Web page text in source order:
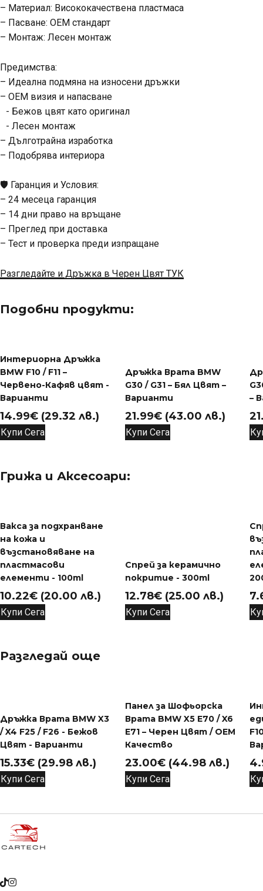
– Материал: Висококачествена пластмаса
– Пасване: OEM стандарт
– Монтаж: Лесен монтаж
Предимства:
– Идеална подмяна на износени дръжки
– OEM визия и напасване
- Бежов цвят като оригинал
- Лесен монтаж
– Дълготрайна изработка
– Подобрява интериора
🛡️ Гаранция и Условия:
– 24 месеца гаранция
– 14 дни право на връщане
– Преглед при доставка
– Тест и проверка преди изпращане
Разгледайте и Дръжка в Черен Цвят ТУК
Подобни продукти:
Интериорна Дръжка
BMW F10 / F11 –
Червено-Кафяв цвят -
Варианти
14.99€ (29.32 лв.)
Купи Сега
Дръжка Врата BMW
G30 / G31 – Бял Цвят –
Варианти
21.99€ (43.00 лв.)
Купи Сега
–
Грижа и Аксесоари:
Вакса за подхранване
на кожа и
възстановяване на
пластмасови
елементи - 100ml
10.22€ (20.00 лв.)
Купи Сега
Спрей за керамично
покритие - 300ml
12.78€ (25.00 лв.)
Купи Сега
Разгледай още
Дръжка Врата BMW X3
/ X4 F25 / F26 - Бежов
Цвят - Варианти
15.33€ (29.98 лв.)
Купи Сега
Панел за Шофьорска
Врата BMW X5 E70 / X6
E71 – Черен Цвят / OEM
Качество
23.00€ (44.98 лв.)
Купи Сега